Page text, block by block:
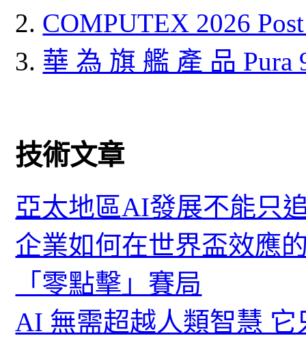
COMPUTEX 2026
華 為 旗 艦 產 品 Pura
技術文章
亞太地區AI發展不能只
企業如何在世界盃效應
「零點擊」賽局
AI 無需超越人類智慧